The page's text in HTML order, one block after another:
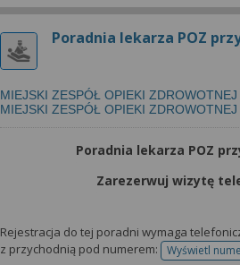
Poradnia lekarza POZ
MIEJSKI ZESPÓŁ OPIEKI
MIEJSKI ZESPÓŁ OPIEKI
Poradnia lekarza POZ
Zarezerwuj wizytę
Rejestracja do tej poradni wymaga
z przychodnią pod numerem:
Wyświetl